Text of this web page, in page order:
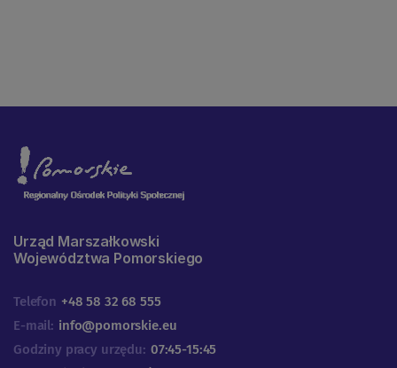
Urząd Marszałkowski
Województwa Pomorskiego
Telefon +48 58 32 68 555
E-mail: info@pomorskie.eu
Godziny pracy urzędu: 07:45-15:45